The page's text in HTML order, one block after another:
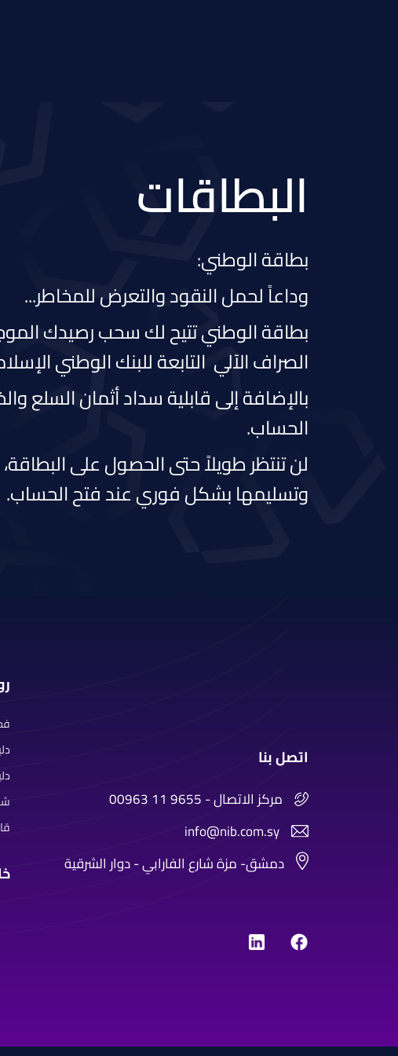
البطاقات
بطاقة الوطني:
وداعاً لحمل النقود والتعرض للمخاطر...
بطاقة الوطني تتيح لك سحب رصيدك
الصراف الآلي التابعة للبنك الوطني
بالإضافة إلى قابلية سداد أثمان السلع
الحساب.
لن تنتظر طويلاً حتى الحصول على
وتسليمها بشكل فوري عند فتح الحساب.
اتصل بنا
00963 11 9655 - مركز الاتصال
info@nib.com.sy
دمشق- مزة شارع الفارابي - دوار الشرقية